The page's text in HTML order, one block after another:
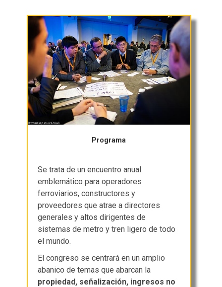
Programa
Se trata de un encuentro anual
emblemático para operadores
ferroviarios, constructores y
proveedores que atrae a directores
generales y altos dirigentes de
sistemas de metro y tren ligero de todo
el mundo.
El congreso se centrará en un amplio
abanico de temas que abarcan la
propiedad, señalización, ingresos no